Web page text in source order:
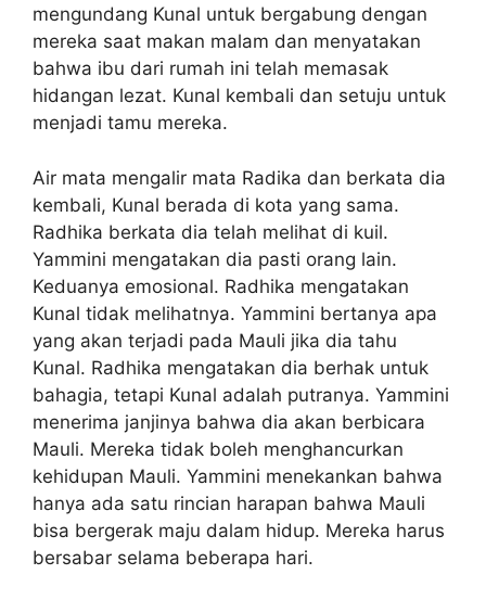
mengundang Kunal untuk bergabung dengan
mereka saat makan malam dan menyatakan
bahwa ibu dari rumah ini telah memasak
hidangan lezat. Kunal kembali dan setuju untuk
menjadi tamu mereka.
Air mata mengalir mata Radika dan berkata dia
kembali, Kunal berada di kota yang sama.
Radhika berkata dia telah melihat di kuil.
Yammini mengatakan dia pasti orang lain.
Keduanya emosional. Radhika mengatakan
Kunal tidak melihatnya. Yammini bertanya apa
yang akan terjadi pada Mauli jika dia tahu
Kunal. Radhika mengatakan dia berhak untuk
bahagia, tetapi Kunal adalah putranya. Yammini
menerima janjinya bahwa dia akan berbicara
Mauli. Mereka tidak boleh menghancurkan
kehidupan Mauli. Yammini menekankan bahwa
hanya ada satu rincian harapan bahwa Mauli
bisa bergerak maju dalam hidup. Mereka harus
bersabar selama beberapa hari.